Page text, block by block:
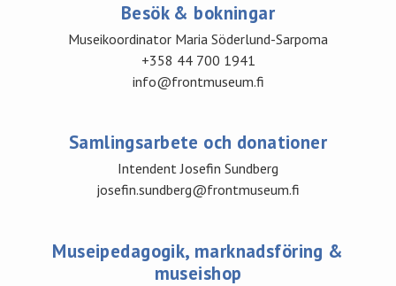
Besök & bokningar
Museikoordinator Maria Söderlund-Sarpoma
+358 44 700 1941
info@frontmuseum.fi
Samlingsarbete och donationer
Intendent Josefin Sundberg
josefin.sundberg@frontmuseum.fi
Museipedagogik, marknadsföring &
museishop